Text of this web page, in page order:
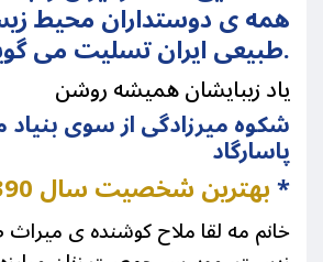
همه ی دوستداران محیط
طبیعی ایران تسلیت می گوید.
یاد زیبایشان همیشه روشن
شکوه میرزادگی از سوی بنیاد
پاسارگاد
*
خانم مه لقا ملاح کوشنده ی